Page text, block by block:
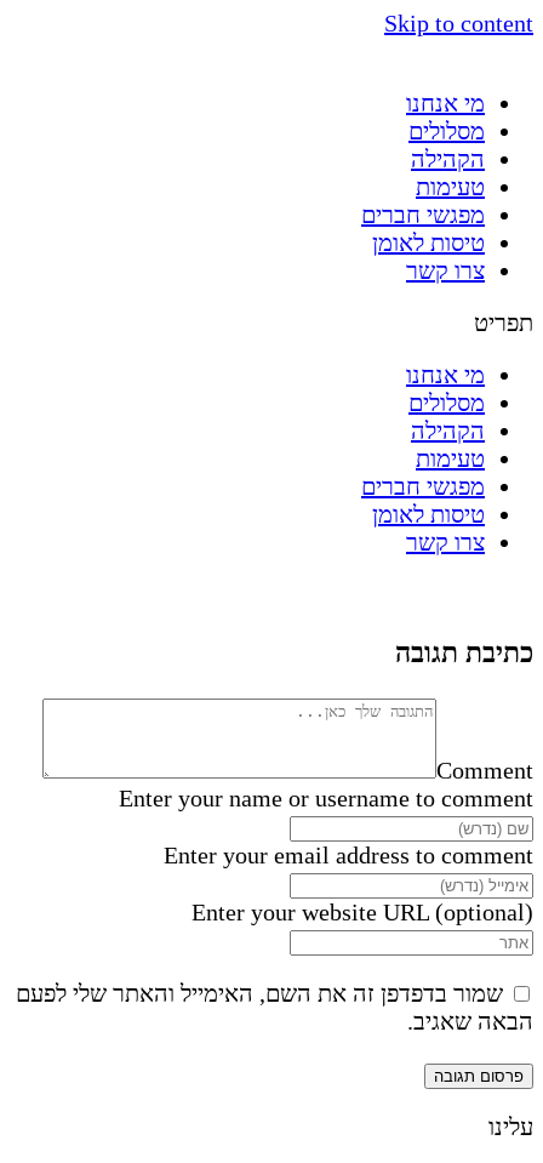
Skip to content
מי אנחנו
מסלולים
הקהילה
טעימות
מפגשי חברים
טיסות לאומן
צרו קשר
תפריט
מי אנחנו
מסלולים
הקהילה
טעימות
מפגשי חברים
טיסות לאומן
צרו קשר
כתיבת תגובה
Comment
Enter your name or username to comment
Enter your email address to comment
Enter your website URL (optional)
שמור בדפדפן זה את השם, האימייל והאתר שלי לפעם
הבאה שאגיב.
עלינו